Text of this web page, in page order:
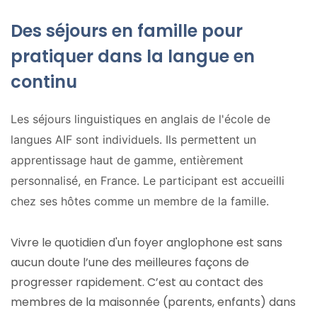
Des séjours en famille pour
pratiquer dans la langue en
continu
Les séjours linguistiques en anglais de l'école de
langues AIF sont individuels. Ils permettent un
apprentissage haut de gamme, entièrement
personnalisé, en France. Le participant est accueilli
chez ses hôtes comme un membre de la famille.
Vivre le quotidien d'un foyer anglophone est sans
aucun doute l’une des meilleures façons de
progresser rapidement. C’est au contact des
membres de la maisonnée (parents, enfants) dans